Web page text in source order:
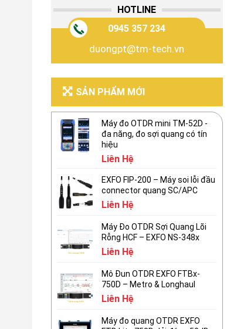
HOTLINE
0945 357 234
duongpt@tm-tech.vn
SẢN PHẨM MỚI
Máy đo OTDR mini TM-52D -
đa năng, đo sợi quang có tín
hiệu
Liên Hệ
EXFO FIP-200 – Máy soi lỗi đầu
connector quang SC/APC
Liên Hệ
Máy Đo OTDR Sợi Quang Lõi
Rỗng HCF – EXFO NS-348x
Liên Hệ
Mô Đun OTDR EXFO FTBx-
750D – Metro & Longhaul
Liên Hệ
Máy đo quang OTDR EXFO